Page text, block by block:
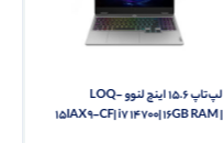
لپ‌تاپ 15.6 اینچ لنوو -LOQ
15IAX9-CF| i7 14700| 16GB RAM |